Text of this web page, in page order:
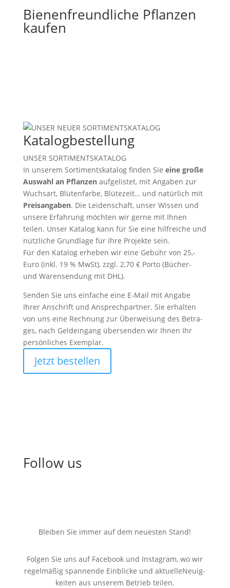
Bie­nen­freund­li­che Pflan­zen
kaufen
Kata­log­be­stel­lung
UNSER SOR­TI­MENTS­KA­TA­LOG
In unse­rem Sor­ti­ments­ka­ta­log finden Sie eine große
Aus­wahl an Pflan­zenauf­ge­lis­tet, mit Anga­ben zur
Wuchs­art, Blü­ten­far­be, Blü­te­zeit… und natür­lich mit
Preis­an­ga­ben. Die Lei­den­schaft, unser Wissen und
unsere Erfah­rung möch­ten wir gerne mit Ihnen
teilen. Unser Kata­log kann für Sie eine hilf­rei­che und
nütz­li­che Grund­la­ge für Ihre Pro­jek­te sein.
Für den Kata­log erhe­ben wir eine Gebühr von 25,-
Euro (inkl. 19 % MwSt), zzgl. 2,70 € Porto (Bücher-
und Waren­sen­dung mit DHL).
Senden Sie uns ein­fa­che eine E‑Mail mit Angabe
Ihrer Anschrift und Ansprech­part­ner. Sie erhal­ten
von uns eine Rech­nung zur Über­wei­sung des Betra­
ges, nach Geld­ein­gang über­sen­den wir Ihnen Ihr
per­sön­li­ches Exem­plar.
Jetzt bestel­len
Follow us
Blei­ben Sie immer auf dem neu­es­ten Stand!
Folgen Sie uns auf Face­book und Insta­gram, wo wir
regel­mä­ßig span­nen­de Ein­bli­cke und aktu­el­leNeu­ig­
kei­ten aus unse­rem Betrieb teilen.